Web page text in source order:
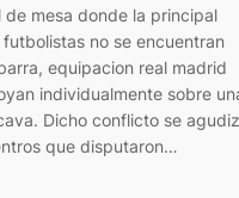
de mesa donde la principal
no se encuentran
equipacion real madrid
individualmente sobre
Dicho conflicto se
que disputaron…